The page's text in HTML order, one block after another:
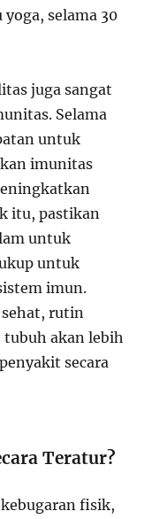
selama 30
juga sangat
Selama
untuk
imunitas
itu, pastikan
untuk
untuk
imun.
rutin
akan lebih
secara
Teratur?
fisik,